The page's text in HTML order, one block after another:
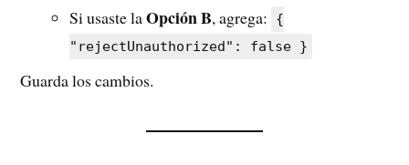
Si usaste laOpción B, agrega:
{
"rejectUnauthorized": false }
Guarda los cambios.